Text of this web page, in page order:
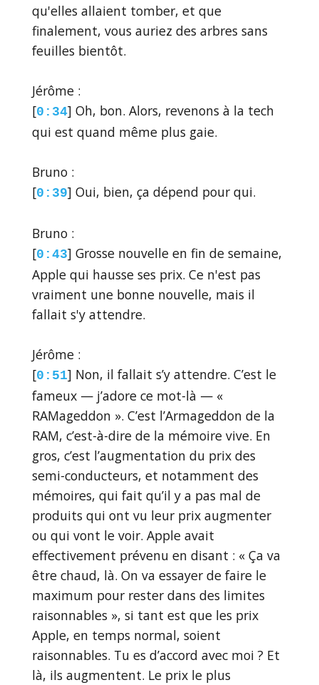
qu'elles allaient tomber, et que
finalement, vous auriez des arbres sans
feuilles bientôt.
Jérôme :
[0:34] Oh, bon. Alors, revenons à la tech
qui est quand même plus gaie.
Bruno :
[0:39] Oui, bien, ça dépend pour qui.
Bruno :
[0:43] Grosse nouvelle en fin de semaine,
Apple qui hausse ses prix. Ce n'est pas
vraiment une bonne nouvelle, mais il
fallait s'y attendre.
Jérôme :
[0:51] Non, il fallait s’y attendre. C’est le
fameux — j’adore ce mot-là — «
RAMageddon ». C’est l’Armageddon de la
RAM, c’est-à-dire de la mémoire vive. En
gros, c’est l’augmentation du prix des
semi-conducteurs, et notamment des
mémoires, qui fait qu’il y a pas mal de
produits qui ont vu leur prix augmenter
ou qui vont le voir. Apple avait
effectivement prévenu en disant : « Ça va
être chaud, là. On va essayer de faire le
maximum pour rester dans des limites
raisonnables », si tant est que les prix
Apple, en temps normal, soient
raisonnables. Tu es d’accord avec moi ? Et
là, ils augmentent. Le prix le plus